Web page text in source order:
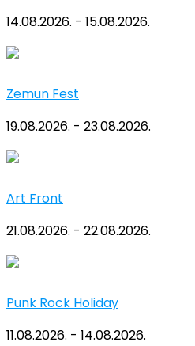
14.08.2026. - 15.08.2026.
Zemun Fest
19.08.2026. - 23.08.2026.
Art Front
21.08.2026. - 22.08.2026.
Punk Rock Holiday
11.08.2026. - 14.08.2026.